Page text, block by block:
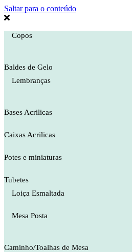
Saltar para o conteúdo
Copos
Baldes de Gelo
Lembranças
Bases Acrilicas
Caixas Acrilicas
Potes e miniaturas
Tubetes
Loiça Esmaltada
Mesa Posta
Caminho/Toalhas de Mesa